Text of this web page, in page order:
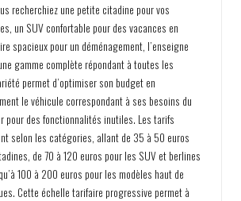
recherchiez une petite citadine pour vos
un SUV confortable pour des vacances en
spacieux pour un déménagement, l’enseigne
gamme complète répondant à toutes les
permet d’optimiser son budget en
le véhicule correspondant à ses besoins du
pour des fonctionnalités inutiles. Les tarifs
selon les catégories, allant de 35 à 50 euros
de 70 à 120 euros pour les SUV et berlines
100 à 200 euros pour les modèles haut de
Cette échelle tarifaire progressive permet à